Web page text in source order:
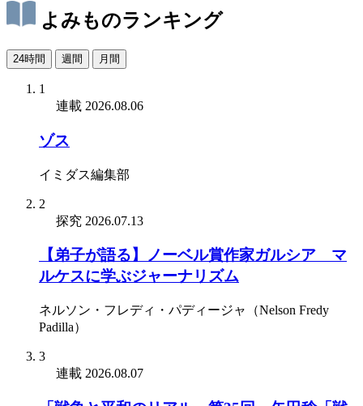
よみものランキング
24時間 週間 月間
1
連載 2026.08.06
ゾス
イミダス編集部
2
探究 2026.07.13
【弟子が語る】ノーベル賞作家ガルシア゠マ
ルケスに学ぶジャーナリズム
ネルソン・フレディ・パディージャ（Nelson Fredy
Padilla）
3
連載 2026.08.07